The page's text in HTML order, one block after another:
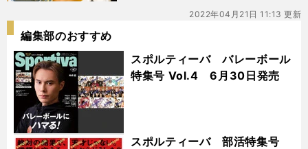
2022年04月21日 11:13 更新
編集部のおすすめ
スポルティーバ バレーボール
特集号 Vol.4 6月30日発売
スポルティーバ 部活特集号